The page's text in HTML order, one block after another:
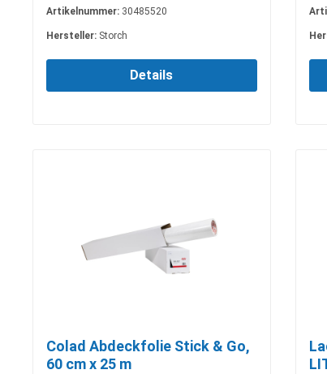
Artikelnummer: 30485520
Hersteller: Storch
Details
Colad Abdeckfolie Stick & Go,
60 cm x 25 m